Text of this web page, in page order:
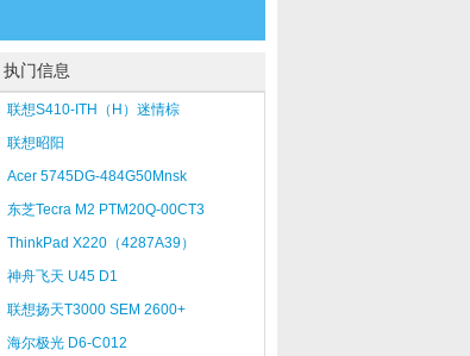
执门信息
联想S410-ITH（H）迷情棕
联想昭阳
E390AT2400W4512060BRW3b
Acer 5745DG-484G50Mnsk
东芝Tecra M2 PTM20Q-00CT3
ThinkPad X220（4287A39）
神舟飞天 U45 D1
联想扬天T3000 SEM 2600+
25680pD(D)
海尔极光 D6-C012